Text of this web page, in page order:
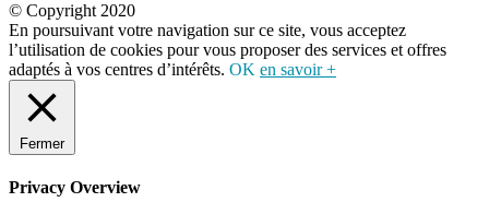
© Copyright 2020
En poursuivant votre navigation sur ce site, vous acceptez
l’utilisation de cookies pour vous proposer des services et offres
adaptés à vos centres d’intérêts. OK en savoir +
Fermer
Privacy Overview